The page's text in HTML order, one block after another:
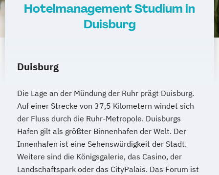
Hotelmanagement Studium in
Duisburg
Duisburg
Die Lage an der Mündung der Ruhr prägt Duisburg.
Auf einer Strecke von 37,5 Kilometern windet sich
der Fluss durch die Ruhr-Metropole. Duisburgs
Hafen gilt als größter Binnenhafen der Welt. Der
Innenhafen ist eine Sehenswürdigkeit der Stadt.
Weitere sind die Königsgalerie, das Casino, der
Landschaftspark oder das CityPalais. Das Forum ist